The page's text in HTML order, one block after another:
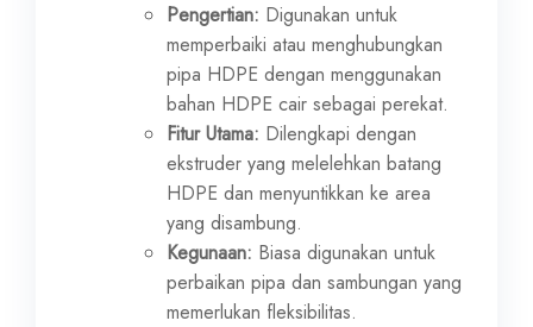
Pengertian: Digunakan untuk
memperbaiki atau menghubungkan
pipa HDPE dengan menggunakan
bahan HDPE cair sebagai perekat.
Fitur Utama: Dilengkapi dengan
ekstruder yang melelehkan batang
HDPE dan menyuntikkan ke area
yang disambung.
Kegunaan: Biasa digunakan untuk
perbaikan pipa dan sambungan yang
memerlukan fleksibilitas.